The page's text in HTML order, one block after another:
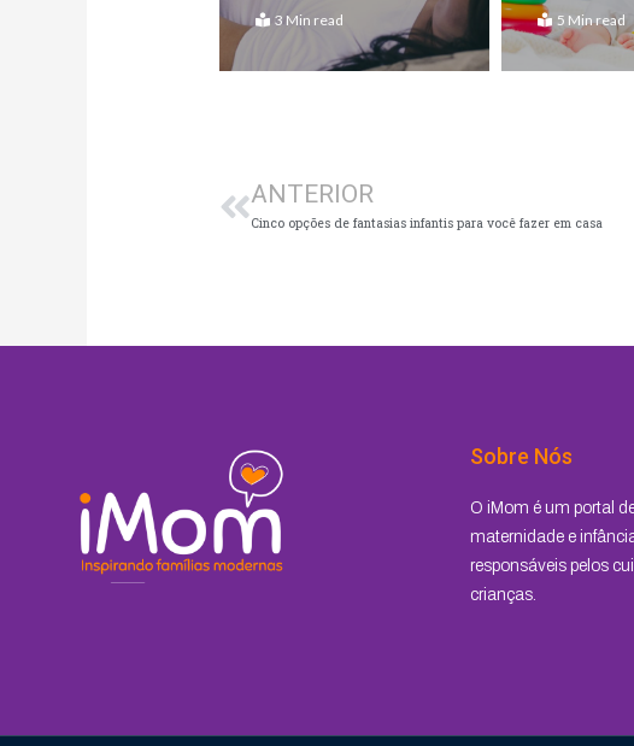
3 Min read 5 Min read
ANTERIOR
Cinco opções de fantasias infantis para você fazer em casa
Sobre Nós
O iMom é um portal
maternidade e
responsáveis pelos
crianças.